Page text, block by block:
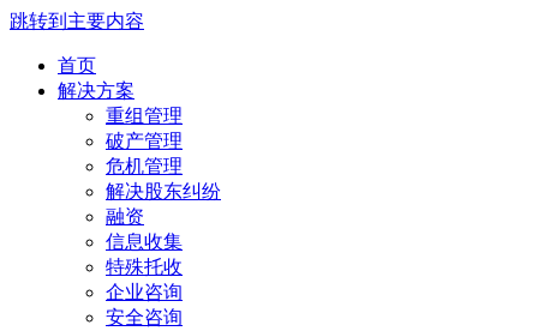
跳转到主要内容
首页
解决方案
重组管理
破产管理
危机管理
解决股东纠纷
融资
信息收集
特殊托收
企业咨询
安全咨询